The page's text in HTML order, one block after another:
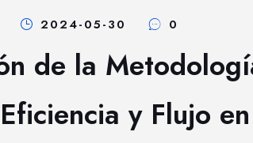
2024-05-30 0
de la
y Flujo